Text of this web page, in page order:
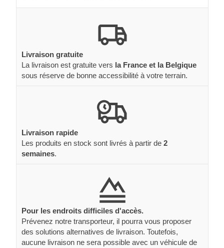
Livraison gratuite
La livraison est gratuite vers la France et la Belgique
sous réserve de bonne accessibilité à votre terrain.
Livraison rapide
Les produits en stock sont livrés à partir de 2
semaines.
Pour les endroits difficiles d'accès.
Prévenez notre transporteur, il pourra vous proposer
des solutions alternatives de livraison. Toutefois,
aucune livraison ne sera possible avec un véhicule de